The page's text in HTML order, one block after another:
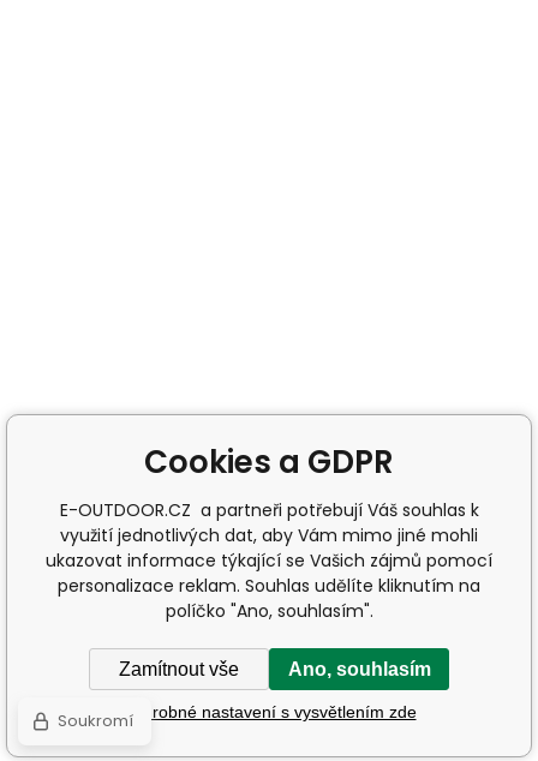
Cookies a GDPR
E-OUTDOOR.CZ a partneři potřebují Váš souhlas k
využití jednotlivých dat, aby Vám mimo jiné mohli
ukazovat informace týkající se Vašich zájmů pomocí
personalizace reklam. Souhlas udělíte kliknutím na
políčko "Ano, souhlasím".
Zamítnout vše Ano, souhlasím
Podrobné nastavení s vysvětlením zde
Soukromí